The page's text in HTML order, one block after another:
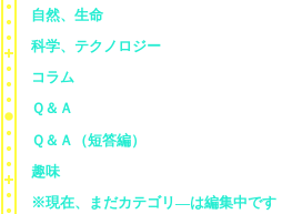
自然、生命
科学、テクノロジー
コラム
Ｑ＆Ａ
Ｑ＆Ａ（短答編）
趣味
※現在、まだカテゴリ—は編集中です